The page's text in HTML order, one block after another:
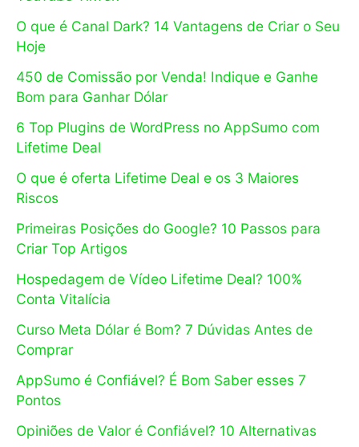
O que é Canal Dark? 14 Vantagens de Criar o Seu
Hoje
450 de Comissão por Venda! Indique e Ganhe
Bom para Ganhar Dólar
6 Top Plugins de WordPress no AppSumo com
Lifetime Deal
O que é oferta Lifetime Deal e os 3 Maiores
Riscos
Primeiras Posições do Google? 10 Passos para
Criar Top Artigos
Hospedagem de Vídeo Lifetime Deal? 100%
Conta Vitalícia
Curso Meta Dólar é Bom? 7 Dúvidas Antes de
Comprar
AppSumo é Confiável? É Bom Saber esses 7
Pontos
Opiniões de Valor é Confiável? 10 Alternativas